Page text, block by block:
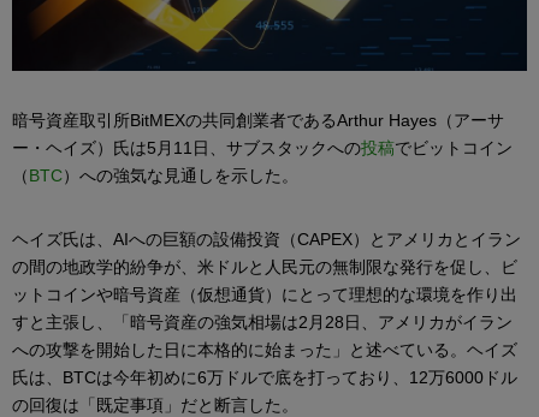
暗号資産取引所BitMEXの共同創業者であるArthur Hayes（アーサ
ー・ヘイズ）氏は5月11日、サブスタックへの投稿でビットコイン
（BTC）への強気な見通しを示した。
ヘイズ氏は、AIへの巨額の設備投資（CAPEX）とアメリカとイラン
の間の地政学的紛争が、米ドルと人民元の無制限な発行を促し、ビ
ットコインや暗号資産（仮想通貨）にとって理想的な環境を作り出
すと主張し、「暗号資産の強気相場は2月28日、アメリカがイラン
への攻撃を開始した日に本格的に始まった」と述べている。ヘイズ
氏は、BTCは今年初めに6万ドルで底を打っており、12万6000ドル
の回復は「既定事項」だと断言した。